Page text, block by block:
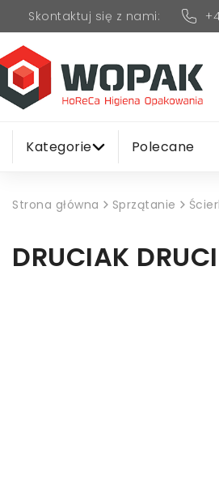
Skontaktuj się z nami:
Kategorie Polecane
Strona główna Sprzątanie
DRUCIAK